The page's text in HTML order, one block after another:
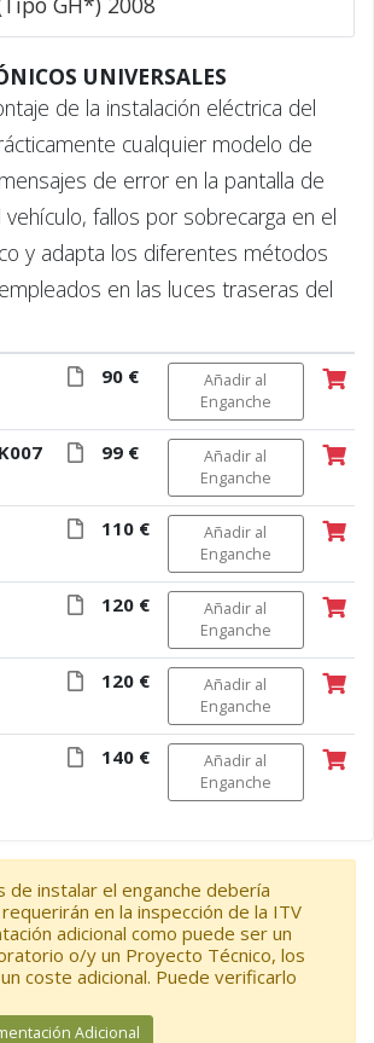
UNIVERSALES
de la instalación eléctrica del
cualquier modelo de
de error en la pantalla de
fallos por sobrecarga en el
y adapta los diferentes métodos
en las luces traseras del
90 €
Añadir al
Enganche
99 €
Añadir al
Enganche
110 €
Añadir al
Enganche
120 €
Añadir al
Enganche
120 €
Añadir al
Enganche
140 €
Añadir al
Enganche
de instalar el enganche debería
en la inspección de la ITV
adicional como puede ser un
o/y un Proyecto Técnico, los
coste adicional. Puede verificarlo
Adicional